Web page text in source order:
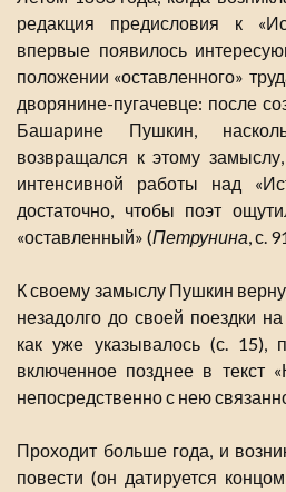
редакция предисловия к
впервые появилось
положении «оставленного»
дворянине-пугачевце: после
Башарине Пушкин,
возвращался к этому
интенсивной работы над
достаточно, чтобы поэт
«оставленный» (Петрунина, с.
К своему замыслу Пушкин
незадолго до своей поездки
как уже указывалось (с. 15),
включенное позднее в текст
непосредственно с нею
Проходит больше года, и
повести (он датируется